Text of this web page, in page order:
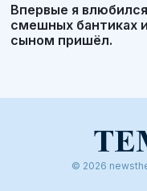
Впервые я
смешных бантиках
сыном пришёл.
© 2026